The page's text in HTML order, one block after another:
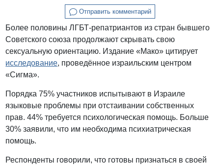
Отправить комментарий
Более половины ЛГБТ-репатриантов из стран бывшего
Советского союза продолжают скрывать свою
сексуальную ориентацию. Издание «Мако» цитирует
исследование, проведённое израильским центром
«Сигма».
Порядка 75% участников испытывают в Израиле
языковые проблемы при отстаивании собственных
прав. 44% требуется психологическая помощь. Больше
30% заявили, что им необходима психиатрическая
помощь.
Респонденты говорили, что готовы признаться в своей